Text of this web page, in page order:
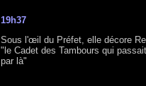
19h37
Sous l'œil du Préfet, elle décore
"le Cadet des Tambours qui passait
par là"